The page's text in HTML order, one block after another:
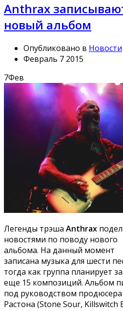
Anthrax
новый альбом
Опубликовано в Новости
Февраль 7 2015
7Фев
Легенды трэша Anthrax
новостями по поводу нового
альбома. На данный момент
записана музыка для шести
тогда как группа планирует
еще 15 композиций. Альбом
под руководством
Растона (Stone Sour, Killswitch